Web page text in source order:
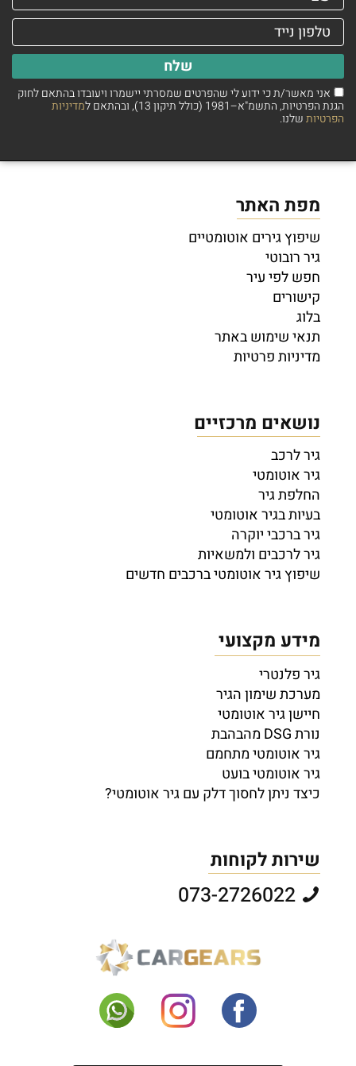
אני מאשר/ת כי ידוע לי שהפרטים שמסרתי יישמרו ויעובדו בהתאם לחוק
הגנת הפרטיות, התשמ"א–1981 (כולל תיקון 13), ובהתאם ל מדיניות
הפרטיותשלנו.
שלח
מפת האתר
שיפוץ גירים אוטומטיים
גיר רובוטי
חפש לפי עיר
קישורים
בלוג
תנאי שימוש באתר
מדיניות פרטיות
נושאים מרכזיים
גיר לרכב
גיר אוטומטי
החלפת גיר
בעיות בגיר אוטומטי
גיר ברכבי יוקרה
גיר לרכבים ולמשאיות
שיפוץ גיר אוטומטי ברכבים חדשים
מידע מקצועי
גיר פלנטרי
מערכת שימון הגיר
חיישן גיר אוטומטי
נורת DSG מהבהבת
גיר אוטומטי מתחמם
גיר אוטומטי בועט
כיצד ניתן לחסוך דלק עם גיר אוטומטי?
שירות לקוחות